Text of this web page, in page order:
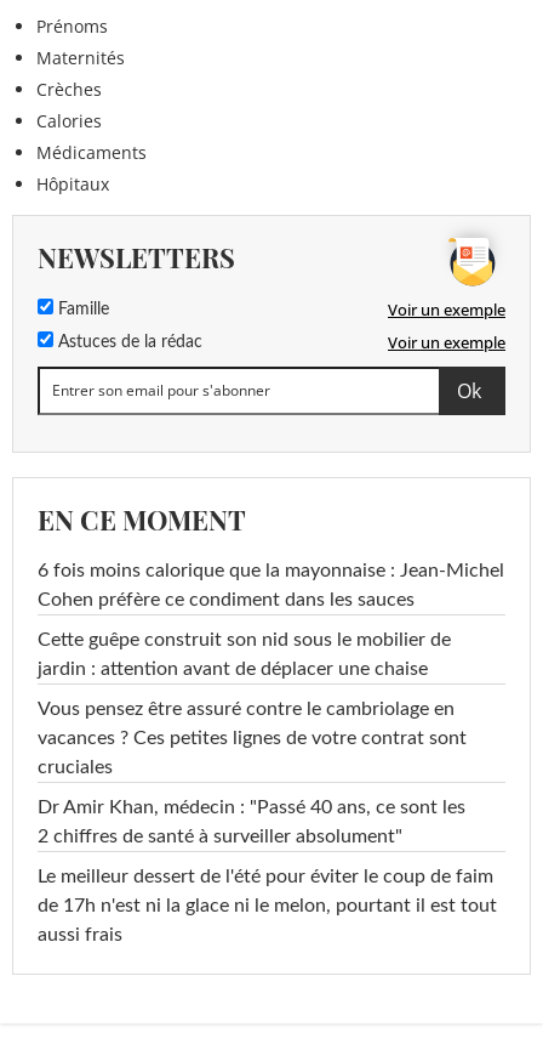
Prénoms
Maternités
Crèches
Calories
Médicaments
Hôpitaux
NEWSLETTERS
Famille Voir un exemple
Astuces de la rédac Voir un exemple
EN CE MOMENT
6 fois moins calorique que la mayonnaise : Jean-Michel
Cohen préfère ce condiment dans les sauces
Cette guêpe construit son nid sous le mobilier de
jardin : attention avant de déplacer une chaise
Vous pensez être assuré contre le cambriolage en
vacances ? Ces petites lignes de votre contrat sont
cruciales
Dr Amir Khan, médecin : "Passé 40 ans, ce sont les
2 chiffres de santé à surveiller absolument"
Le meilleur dessert de l'été pour éviter le coup de faim
de 17h n'est ni la glace ni le melon, pourtant il est tout
aussi frais